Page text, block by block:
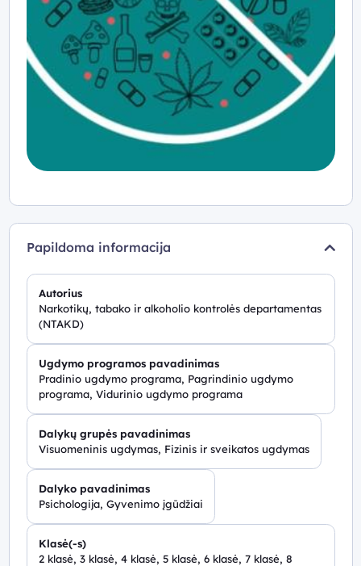
Papildoma informacija
Autorius
Narkotikų, tabako ir alkoholio kontrolės departamentas
(NTAKD)
Ugdymo programos pavadinimas
Pradinio ugdymo programa, Pagrindinio ugdymo
programa, Vidurinio ugdymo programa
Dalykų grupės pavadinimas
Visuomeninis ugdymas, Fizinis ir sveikatos ugdymas
Dalyko pavadinimas
Psichologija, Gyvenimo įgūdžiai
Klasė(-s)
2 klasė, 3 klasė, 4 klasė, 5 klasė, 6 klasė, 7 klasė, 8